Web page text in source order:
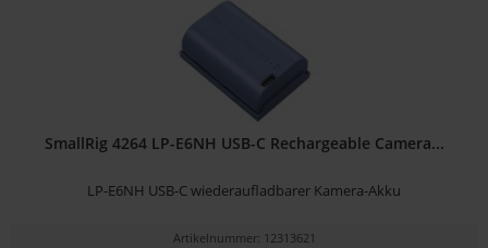
SmallRig 4264 LP-E6NH USB-C Rechargeable Camera...
LP-E6NH USB-C wiederaufladbarer Kamera-Akku
Artikelnummer: 12313621